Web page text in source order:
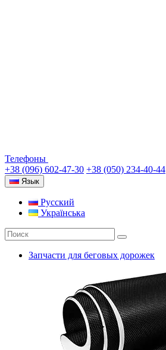
Телефоны
+38 (096) 602-47-30 +38 (050) 234-40-44
Язык
Русский
Українська
Запчасти для беговых дорожек